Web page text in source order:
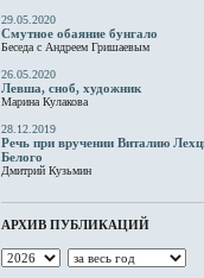
29.05.2020
Смутное обаяние бунгало
Беседа с Андреем Гришаевым
26.05.2020
Левша, сноб, художник
Марина Кулакова
28.12.2019
Речь при вручении Виталию
Белого
Дмитрий Кузьмин
АРХИВ ПУБЛИКАЦИЙ